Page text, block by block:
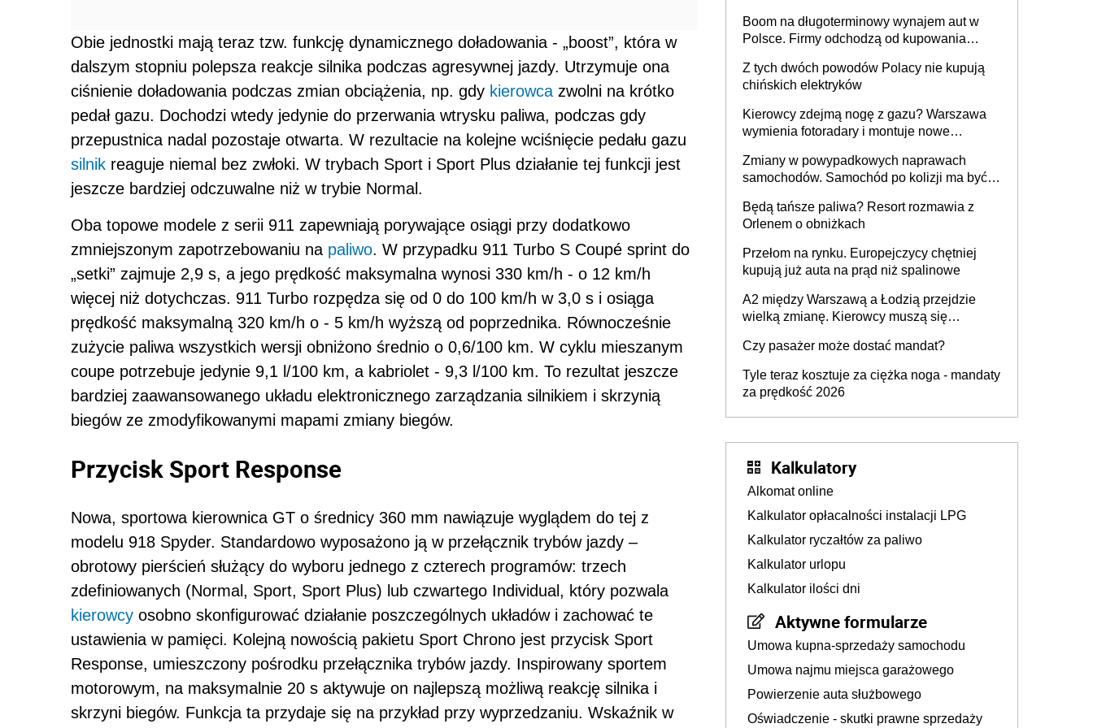
Obie jednostki mają teraz tzw. funkcję dynamicznego doładowania - „boost”, która w
dalszym stopniu polepsza reakcje silnika podczas agresywnej jazdy. Utrzymuje ona
ciśnienie doładowania podczas zmian obciążenia, np. gdy kierowca zwolni na krótko
pedał gazu. Dochodzi wtedy jedynie do przerwania wtrysku paliwa, podczas gdy
przepustnica nadal pozostaje otwarta. W rezultacie na kolejne wciśnięcie pedału gazu
silnik reaguje niemal bez zwłoki. W trybach Sport i Sport Plus działanie tej funkcji jest
jeszcze bardziej odczuwalne niż w trybie Normal.
Oba topowe modele z serii 911 zapewniają porywające osiągi przy dodatkowo
zmniejszonym zapotrzebowaniu na paliwo. W przypadku 911 Turbo S Coupé sprint do
„setki” zajmuje 2,9 s, a jego prędkość maksymalna wynosi 330 km/h - o 12 km/h
więcej niż dotychczas. 911 Turbo rozpędza się od 0 do 100 km/h w 3,0 s i osiąga
prędkość maksymalną 320 km/h o - 5 km/h wyższą od poprzednika. Równocześnie
zużycie paliwa wszystkich wersji obniżono średnio o 0,6/100 km. W cyklu mieszanym
coupe potrzebuje jedynie 9,1 l/100 km, a kabriolet - 9,3 l/100 km. To rezultat jeszcze
bardziej zaawansowanego układu elektronicznego zarządzania silnikiem i skrzynią
biegów ze zmodyfikowanymi mapami zmiany biegów.
Przycisk Sport Response
Nowa, sportowa kierownica GT o średnicy 360 mm nawiązuje wyglądem do tej z
modelu 918 Spyder. Standardowo wyposażono ją w przełącznik trybów jazdy –
obrotowy pierścień służący do wyboru jednego z czterech programów: trzech
zdefiniowanych (Normal, Sport, Sport Plus) lub czwartego Individual, który pozwala
kierowcy osobno skonfigurować działanie poszczególnych układów i zachować te
ustawienia w pamięci. Kolejną nowością pakietu Sport Chrono jest przycisk Sport
Response, umieszczony pośrodku przełącznika trybów jazdy. Inspirowany sportem
motorowym, na maksymalnie 20 s aktywuje on najlepszą możliwą reakcję silnika i
skrzyni biegów. Funkcja ta przydaje się na przykład przy wyprzedzaniu. Wskaźnik w
Boom na długoterminowy wynajem aut w
Polsce. Firmy odchodzą od kupowania
Z tych dwóch powodów Polacy nie kupują
chińskich elektryków
Kierowcy zdejmą nogę z gazu? Warszawa
wymienia fotoradary i montuje nowe
Zmiany w powypadkowych naprawach
samochodów. Samochód po kolizji ma być
technologią producenta
Będą tańsze paliwa? Resort rozmawia z
Orlenem o obniżkach
Przełom na rynku. Europejczycy chętniej
kupują już auta na prąd niż spalinowe
A2 między Warszawą a Łodzią przejdzie
wielką zmianę. Kierowcy muszą się
Czy pasażer może dostać mandat?
Tyle teraz kosztuje za ciężka noga - mandaty
za prędkość 2026
Kalkulatory
Alkomat online
Kalkulator opłacalności instalacji LPG
Kalkulator ryczałtów za paliwo
Kalkulator urlopu
Kalkulator ilości dni
Aktywne formularze
Umowa kupna-sprzedaży samochodu
Umowa najmu miejsca garażowego
Powierzenie auta służbowego
Oświadczenie - skutki prawne sprzedaży